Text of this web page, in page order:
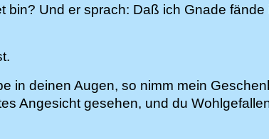
Und er sprach: Daß ich Gnade fände
in deinen Augen, so nimm mein
Angesicht gesehen, und du